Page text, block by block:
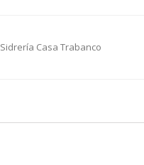
Sidrería Casa Trabanco